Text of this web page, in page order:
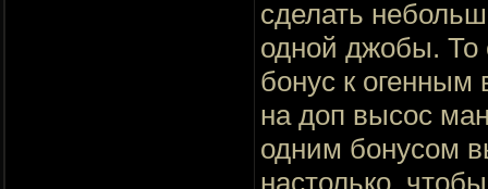
сделать
одной джобы. То
бонус к
на доп высос
одним бонусом
настолько,